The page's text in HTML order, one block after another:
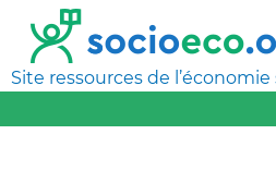
Site ressources de